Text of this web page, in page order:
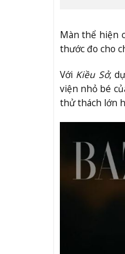
Màn thể hiện
thước đo cho
Với Kiều Sở,
viện nhỏ bé
thử thách lớn